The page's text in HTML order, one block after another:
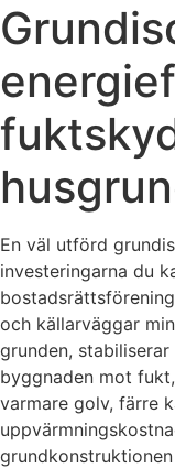
En väl utförd
investeringarna du
och källarväggar
grunden,
byggnaden mot
varmare golv, färre